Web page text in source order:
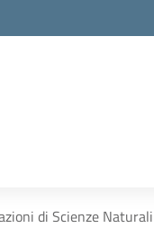
di Scienze Naturali